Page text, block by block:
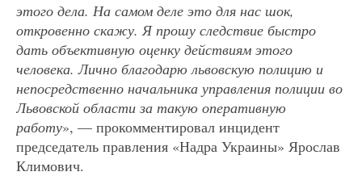
этого дела. На самом деле это для нас шок,
откровенно скажу. Я прошу следствие быстро
дать объективную оценку действиям этого
человека. Лично благодарю львовскую полицию и
непосредственно начальника управления полиции во
Львовской области за такую ​​оперативную
работу», — прокомментировал инцидент
председатель правления «Надра Украины» Ярослав
Климович.